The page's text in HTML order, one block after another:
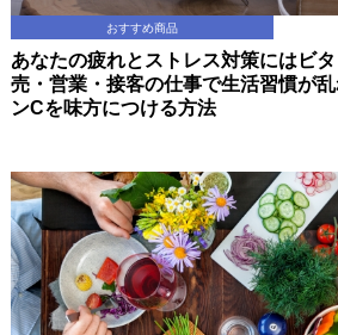
おすすめ商品
あなたの疲れとストレス対策にはビ
売・営業・接客の仕事で生活習慣が
ンCを味方につける方法